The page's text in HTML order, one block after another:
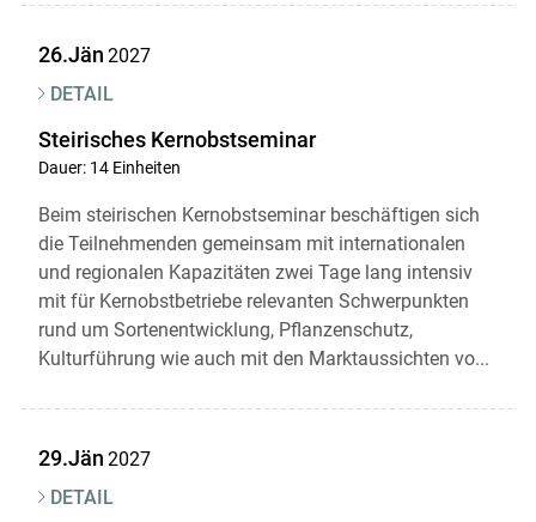
26.Jän 2027
DETAIL
Steirisches Kernobstseminar
Dauer: 14 Einheiten
Beim steirischen Kernobstseminar beschäftigen sich
die Teilnehmenden gemeinsam mit internationalen
und regionalen Kapazitäten zwei Tage lang intensiv
mit für Kernobstbetriebe relevanten Schwerpunkten
rund um Sortenentwicklung, Pflanzenschutz,
Kulturführung wie auch mit den Marktaussichten vo...
29.Jän 2027
DETAIL